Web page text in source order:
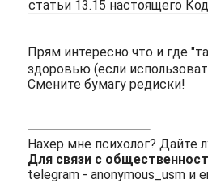
статьи 13.15 настоящего
Прям интересно что и где
здоровью (если
Смените бумагу редиски!
Нахер мне психолог? Дайте
Для связи с
telegram - anonymous_usm и